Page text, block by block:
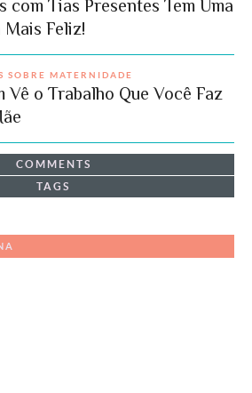
com Tias Presentes Tem Uma
Feliz!
SOBRE MATERNIDADE
Vê o Trabalho Que Você Faz
COMMENTS
TAGS